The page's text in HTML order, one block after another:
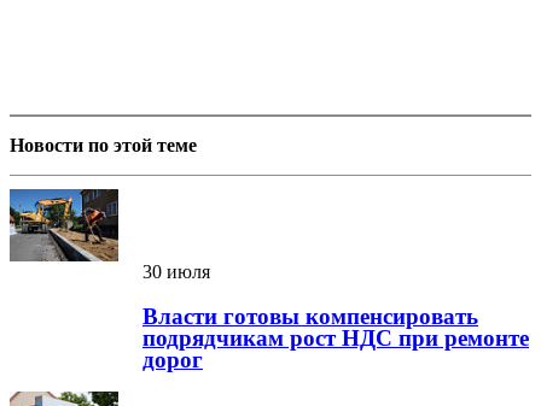
Новости по этой теме
30 июля
Власти готовы компенсировать
подрядчикам рост НДС при ремонте
дорог